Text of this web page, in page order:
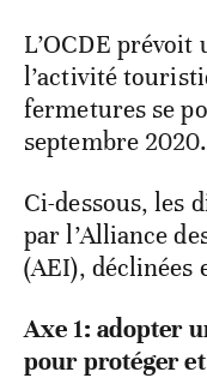
L’OCDE prévoit
l’activité
fermetures se
septembre 2020.
Ci-dessous, les
par l’Alliance
(AEI), déclinées
Axe 1: adopter
pour protéger